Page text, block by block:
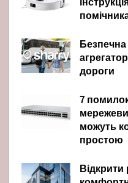
дороги
7
можуть
простою